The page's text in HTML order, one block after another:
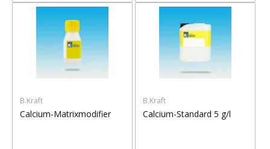
B.Kraft
Calcium-Matrixmodifier
B.Kraft
Calcium-Standard 5 g/l